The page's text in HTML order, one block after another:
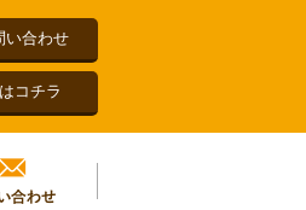
い合わせ
コチラ